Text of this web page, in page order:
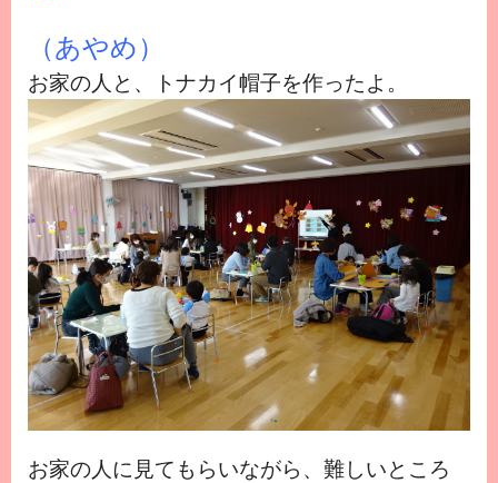
（あやめ）
お家の人と、トナカイ帽子を作ったよ。
お家の人に見てもらいながら、難しいところ